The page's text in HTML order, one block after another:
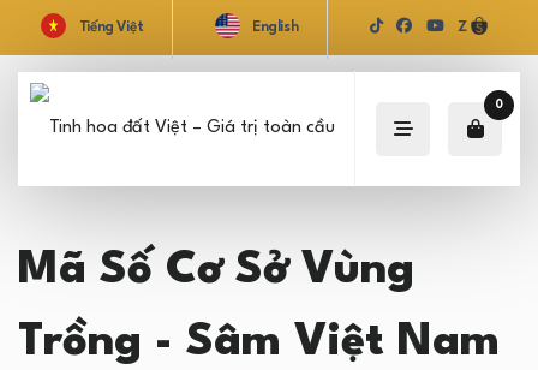
Tiếng Việt English Z
0
Mã Số Cơ Sở Vùng
Trồng - Sâm Việt Nam